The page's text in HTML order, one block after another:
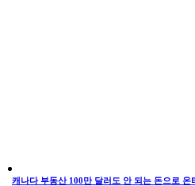
캐나다 부동산 100만 달러도 안 되는 돈으로